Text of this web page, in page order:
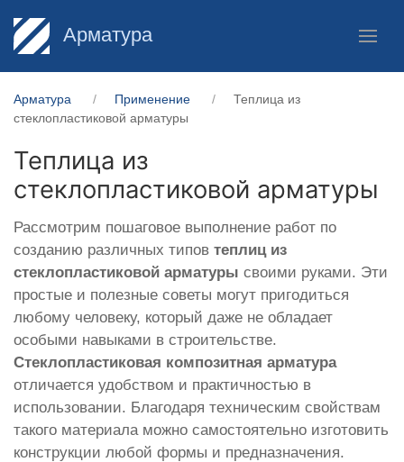
Арматура
Арматура Применение
Теплица из
стеклопластиковой арматуры
Теплица из
стеклопластиковой арматуры
Рассмотрим пошаговое выполнение работ по
созданию различных типов теплиц из
стеклопластиковой арматуры своими руками. Эти
простые и полезные советы могут пригодиться
любому человеку, который даже не обладает
особыми навыками в строительстве.
Стеклопластиковая композитная арматура
отличается удобством и практичностью в
использовании. Благодаря техническим свойствам
такого материала можно самостоятельно изготовить
конструкции любой формы и предназначения.